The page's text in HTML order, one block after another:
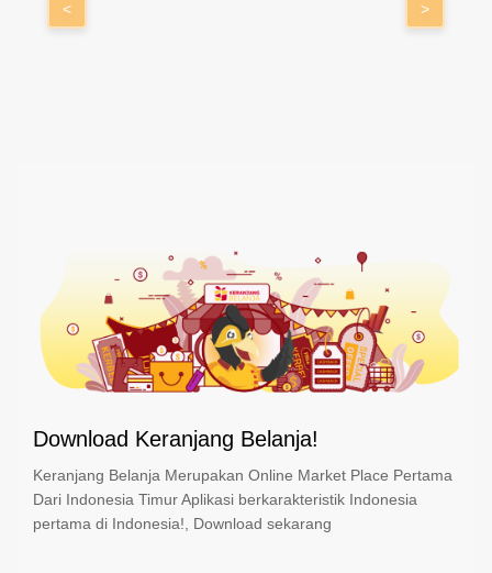
< >
Download Keranjang Belanja!
Keranjang Belanja Merupakan Online Market Place Pertama
Dari Indonesia Timur Aplikasi berkarakteristik Indonesia
pertama di Indonesia!, Download sekarang